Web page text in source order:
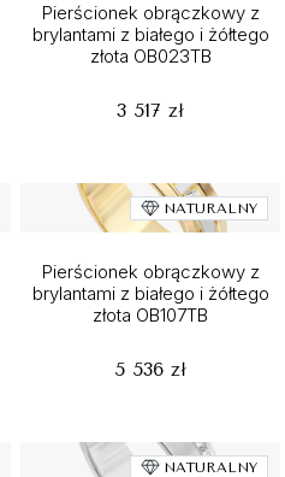
Pierścionek obrączkowy z
brylantami z białego i żółtego
złota OB023TB
3 517 zł
NATURALNY
Pierścionek obrączkowy z
brylantami z białego i żółtego
złota OB107TB
5 536 zł
NATURALNY